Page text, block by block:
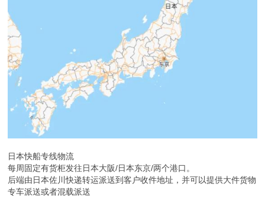
日本快船专线物流
每周固定有货柜发往日本大阪/日本东京/两个港口。
后端由日本佐川快递转运派送到客户收件地址，并可以提供大件货物
专车派送或者混载派送